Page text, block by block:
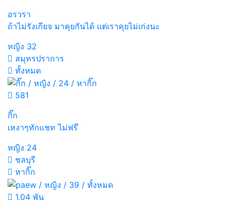
อรวรา
ถ้าไม่รังเกียจ มาคุยกันได้ แต่เราคุยไม่เก่งนะ
หญิง 32
สมุทรปราการ
ทั้งหมด
581
กิ๊ก
เหงาๆทักเเชท ไม่ฟร๊
หญิง 24
ชลบุรี
หากิ๊ก
1.04 พัน